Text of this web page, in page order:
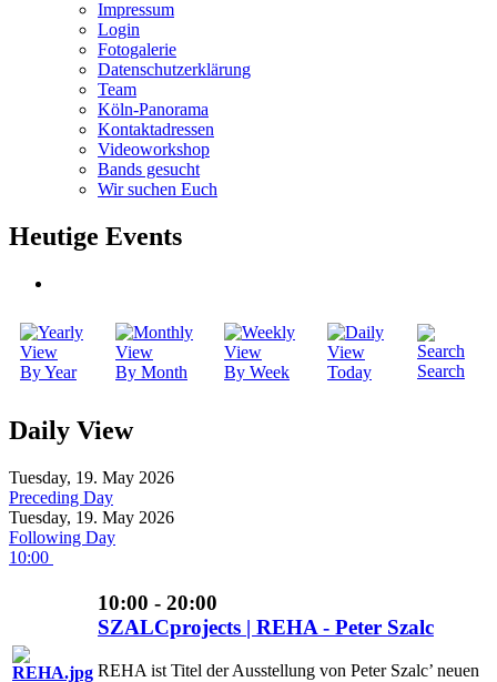
Impressum
Login
Fotogalerie
Datenschutzerklärung
Team
Köln-Panorama
Kontaktadressen
Videoworkshop
Bands gesucht
Wir suchen Euch
Heutige Events
By Year By Month By Week Today Search
Daily View
Tuesday, 19. May 2026
Preceding Day
Tuesday, 19. May 2026
Following Day
10:00
10:00 - 20:00
SZALCprojects | REHA - Peter Szalc
REHA ist Titel der Ausstellung von Peter Szalc’ neuen